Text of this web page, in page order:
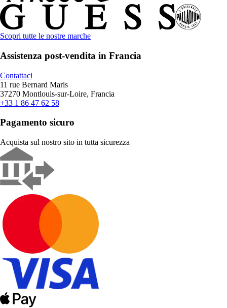
Scopri tutte le nostre marche
Assistenza post-vendita in Francia
Contattaci
11 rue Bernard Maris
37270 Montlouis-sur-Loire, Francia
+33 1 86 47 62 58
Pagamento sicuro
Acquista sul nostro sito in tutta sicurezza